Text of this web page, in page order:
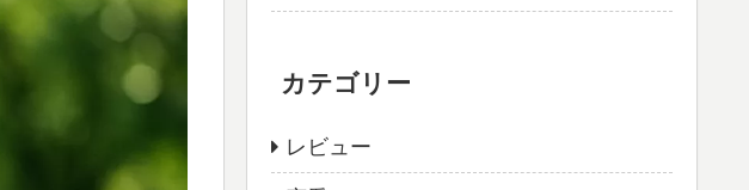
カテゴリー
レビュー